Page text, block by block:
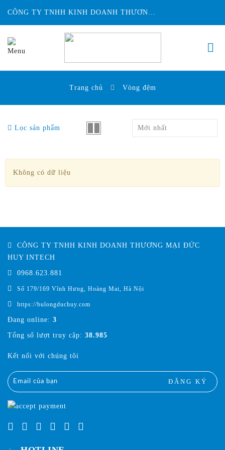
CÔNG TY TNHH KINH DOANH THƯƠNG MẠI ĐỨC HUY INTECH
Trang chủ Vòng đệm
Lọc sản phẩm Mới nhất
Không có dữ liệu
CÔNG TY TNHH KINH DOANH THƯƠNG MẠI ĐỨC
HUY INTECH
0968.623.881
Số 179/169 Vĩnh Hưng, Hoàng Mai, Hà Nội
https://bulongduchuy.com
Đang online: 3
Tổng số lượt truy cập: 38.985
Kết nối với chúng tôi
ĐĂNG KÝ